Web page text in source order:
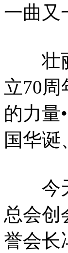
一曲又
壮丽
立70
的力量
国华诞
今天
总会创
誉会长